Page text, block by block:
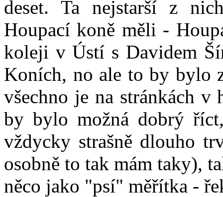
deset. Ta nejstarší z
Houpací koně měli -
koleji v Ústí s Davidem
Koních, no ale to by bylo
všechno je na stránkách v
by bylo možná dobrý
vždycky strašně dlouho
osobně to tak mám taky),
něco jako "psí" měřítka -